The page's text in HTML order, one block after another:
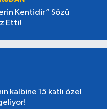
Kentidir” Sözü
Etti!
kalbine 15 katlı özel